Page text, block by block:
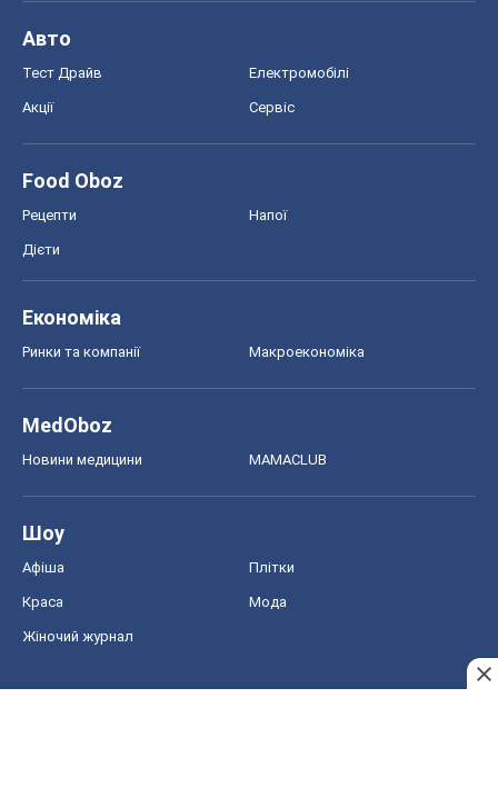
Авто
Тест Драйв Електромобілі
Акції Сервіс
Food Oboz
Рецепти Напої
Дієти
Економіка
Ринки та компанії Макроекономіка
MedOboz
Новини медицини MAMACLUB
Шоу
Афіша Плітки
Краса Мода
Жіночий журнал